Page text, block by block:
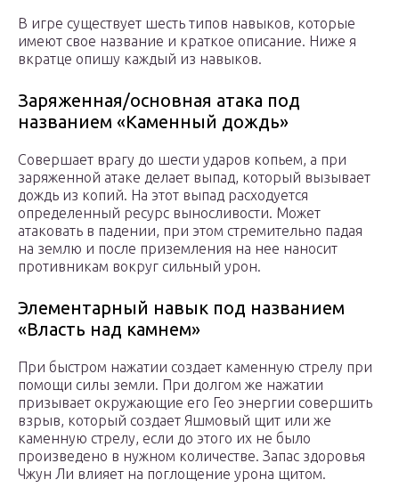
В игре существует шесть типов навыков, которые
имеют свое название и краткое описание. Ниже я
вкратце опишу каждый из навыков.
Заряженная/основная атака под
названием «Каменный дождь»
Совершает врагу до шести ударов копьем, а при
заряженной атаке делает выпад, который вызывает
дождь из копий. На этот выпад расходуется
определенный ресурс выносливости. Может
атаковать в падении, при этом стремительно падая
на землю и после приземления на нее наносит
противникам вокруг сильный урон.
Элементарный навык под названием
«Власть над камнем»
При быстром нажатии создает каменную стрелу при
помощи силы земли. При долгом же нажатии
призывает окружающие его Гео энергии совершить
взрыв, который создает Яшмовый щит или же
каменную стрелу, если до этого их не было
произведено в нужном количестве. Запас здоровья
Чжун Ли влияет на поглощение урона щитом.